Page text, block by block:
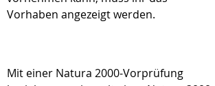
Vorhaben angezeigt werden.
Mit einer Natura 2000-Vorprüfung